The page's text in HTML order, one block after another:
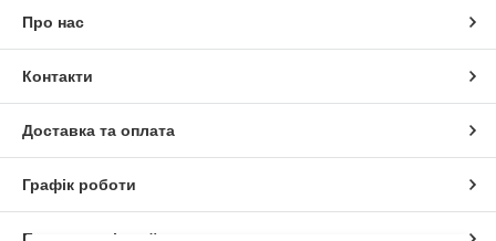
Про нас
Контакти
Доставка та оплата
Графік роботи